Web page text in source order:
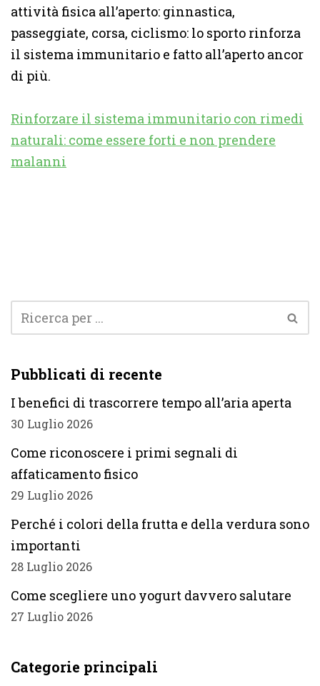
attività fisica all’aperto: ginnastica,
passeggiate, corsa, ciclismo: lo sporto rinforza
il sistema immunitario e fatto all’aperto ancor
di più.
Rinforzare il sistema immunitario con rimedi
naturali: come essere forti e non prendere
malanni
Pubblicati di recente
I benefici di trascorrere tempo all’aria aperta
30 Luglio 2026
Come riconoscere i primi segnali di
affaticamento fisico
29 Luglio 2026
Perché i colori della frutta e della verdura sono
importanti
28 Luglio 2026
Come scegliere uno yogurt davvero salutare
27 Luglio 2026
Categorie principali